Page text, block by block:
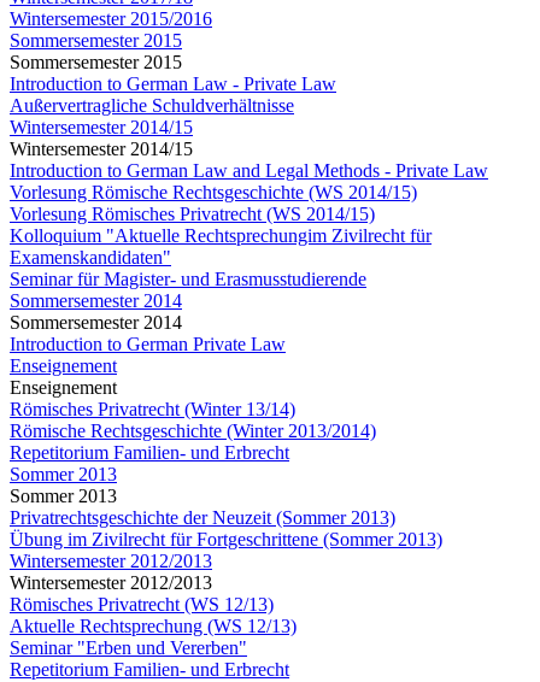
Wintersemester 2015/2016
Sommersemester 2015
Sommersemester 2015
Introduction to German Law - Private Law
Außervertragliche Schuldverhältnisse
Wintersemester 2014/15
Wintersemester 2014/15
Introduction to German Law and Legal Methods - Private Law
Vorlesung Römische Rechtsgeschichte (WS 2014/15)
Vorlesung Römisches Privatrecht (WS 2014/15)
Kolloquium "Aktuelle Rechtsprechungim Zivilrecht für
Examenskandidaten"
Seminar für Magister- und Erasmusstudierende
Sommersemester 2014
Sommersemester 2014
Introduction to German Private Law
Enseignement
Enseignement
Römisches Privatrecht (Winter 13/14)
Römische Rechtsgeschichte (Winter 2013/2014)
Repetitorium Familien- und Erbrecht
Sommer 2013
Sommer 2013
Privatrechtsgeschichte der Neuzeit (Sommer 2013)
Übung im Zivilrecht für Fortgeschrittene (Sommer 2013)
Wintersemester 2012/2013
Wintersemester 2012/2013
Römisches Privatrecht (WS 12/13)
Aktuelle Rechtsprechung (WS 12/13)
Seminar "Erben und Vererben"
Repetitorium Familien- und Erbrecht